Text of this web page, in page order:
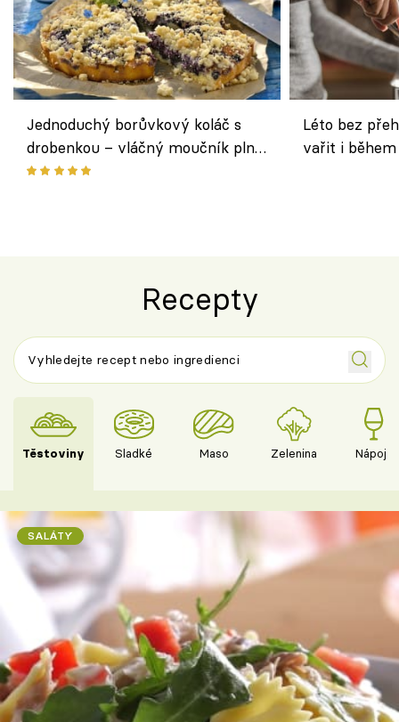
Jednoduchý borůvkový koláč s
drobenkou – vláčný moučník plný
ovoce
Léto bez
vařit i
Recepty
Těstoviny Sladké Maso Zelenina Nápoje
SALÁTY